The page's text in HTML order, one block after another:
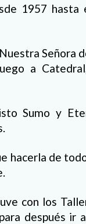
1957 hasta
Señora
a
Sumo y
hacerla de
con los
después ir